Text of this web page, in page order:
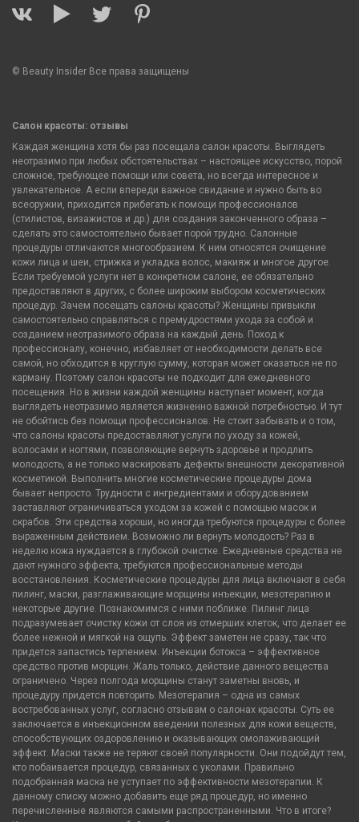
© Beauty Insider Все права защищены
Салон красоты: отзывы
Каждая женщина хотя бы раз посещала салон красоты. Выглядеть
неотразимо при любых обстоятельствах – настоящее искусство, порой
сложное, требующее помощи или совета, но всегда интересное и
увлекательное. А если впереди важное свидание и нужно быть во
всеоружии, приходится прибегать к помощи профессионалов
(стилистов, визажистов и др.) для создания законченного образа –
сделать это самостоятельно бывает порой трудно. Салонные
процедуры отличаются многообразием. К ним относятся очищение
кожи лица и шеи, стрижка и укладка волос, макияж и многое другое.
Если требуемой услуги нет в конкретном салоне, ее обязательно
предоставляют в других, с более широким выбором косметических
процедур. Зачем посещать салоны красоты? Женщины привыкли
самостоятельно справляться с премудростями ухода за собой и
созданием неотразимого образа на каждый день. Поход к
профессионалу, конечно, избавляет от необходимости делать все
самой, но обходится в круглую сумму, которая может оказаться не по
карману. Поэтому салон красоты не подходит для ежедневного
посещения. Но в жизни каждой женщины наступает момент, когда
выглядеть неотразимо является жизненно важной потребностью. И тут
не обойтись без помощи профессионалов. Не стоит забывать и о том,
что салоны красоты предоставляют услуги по уходу за кожей,
волосами и ногтями, позволяющие вернуть здоровье и продлить
молодость, а не только маскировать дефекты внешности декоративной
косметикой. Выполнить многие косметические процедуры дома
бывает непросто. Трудности с ингредиентами и оборудованием
заставляют ограничиваться уходом за кожей с помощью масок и
скрабов. Эти средства хороши, но иногда требуются процедуры с более
выраженным действием. Возможно ли вернуть молодость? Раз в
неделю кожа нуждается в глубокой очистке. Ежедневные средства не
дают нужного эффекта, требуются профессиональные методы
восстановления. Косметические процедуры для лица включают в себя
пилинг, маски, разглаживающие морщины инъекции, мезотерапию и
некоторые другие. Познакомимся с ними поближе. Пилинг лица
подразумевает очистку кожи от слоя из отмерших клеток, что делает ее
более нежной и мягкой на ощупь. Эффект заметен не сразу, так что
придется запастись терпением. Инъекции ботокса – эффективное
средство против морщин. Жаль только, действие данного вещества
ограничено. Через полгода морщины станут заметны вновь, и
процедуру придется повторить. Мезотерапия – одна из самых
востребованных услуг, согласно отзывам о салонах красоты. Суть ее
заключается в инъекционном введении полезных для кожи веществ,
способствующих оздоровлению и оказывающих омолаживающий
эффект. Маски также не теряют своей популярности. Они подойдут тем,
кто побаивается процедур, связанных с уколами. Правильно
подобранная маска не уступает по эффективности мезотерапии. К
данному списку можно добавить еще ряд процедур, но именно
перечисленные являются самыми распространенными. Что в итоге?